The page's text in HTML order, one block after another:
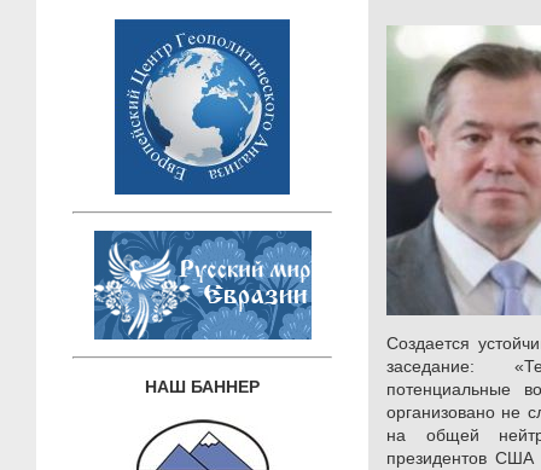
НАШ БАННЕР
Создается
заседание:
потенциальные
организовано не
на общей
президентов США